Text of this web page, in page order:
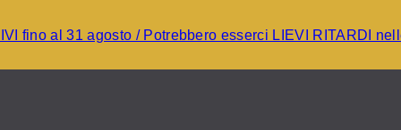
fino al 31 agosto / Potrebbero esserci LIEVI RITARDI